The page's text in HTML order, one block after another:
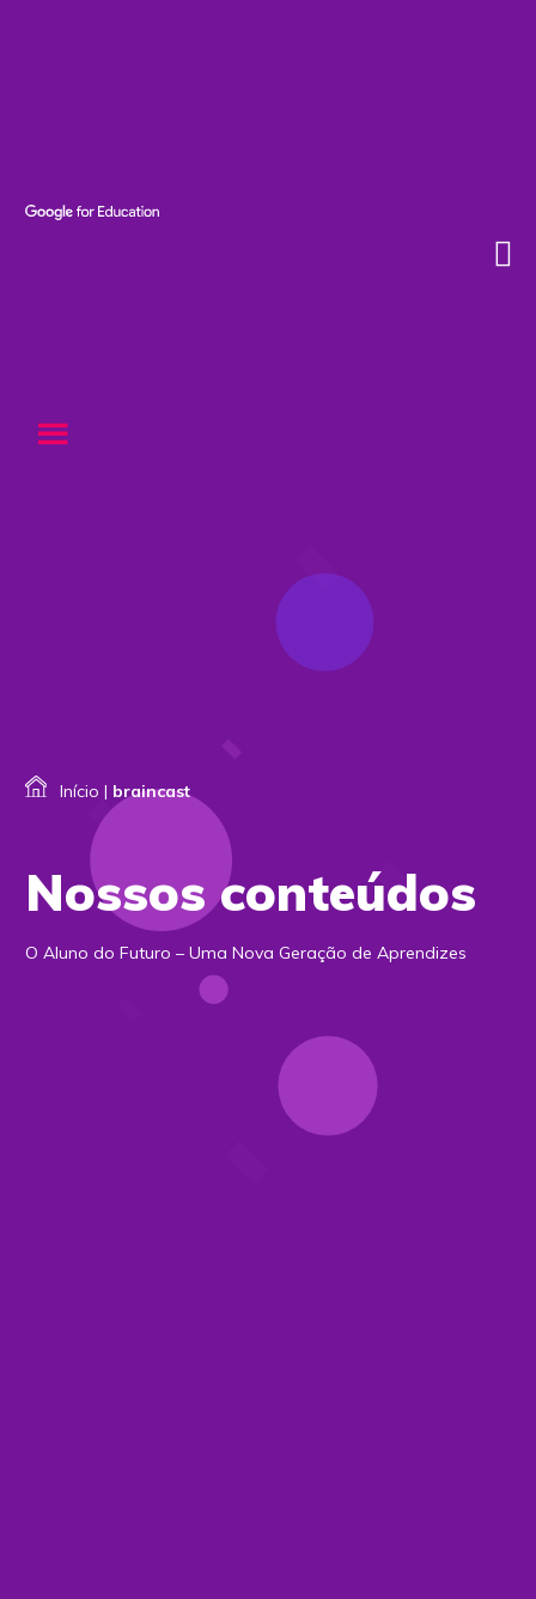
Início | braincast
Nossos conteúdos
O Aluno do Futuro – Uma Nova Geração de Aprendizes